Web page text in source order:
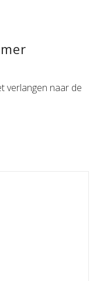
verlangen naar de